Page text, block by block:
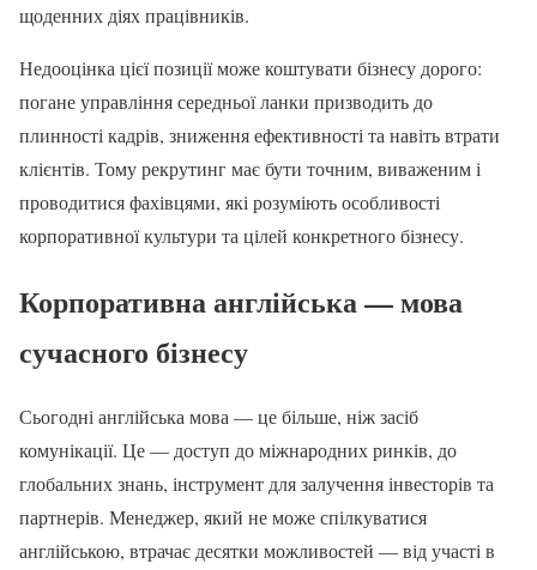
щоденних діях працівників.
Недооцінка цієї позиції може коштувати бізнесу дорого:
погане управління середньої ланки призводить до
плинності кадрів, зниження ефективності та навіть втрати
клієнтів. Тому рекрутинг має бути точним, виваженим і
проводитися фахівцями, які розуміють особливості
корпоративної культури та цілей конкретного бізнесу.
Корпоративна англійська — мова
сучасного бізнесу
Сьогодні англійська мова — це більше, ніж засіб
комунікації. Це — доступ до міжнародних ринків, до
глобальних знань, інструмент для залучення інвесторів та
партнерів. Менеджер, який не може спілкуватися
англійською, втрачає десятки можливостей — від участі в